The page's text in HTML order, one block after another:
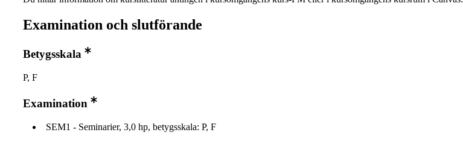
Examination och slutförande
Betygsskala
P, F
Examination
SEM1 - Seminarier, 3,0 hp, betygsskala: P, F